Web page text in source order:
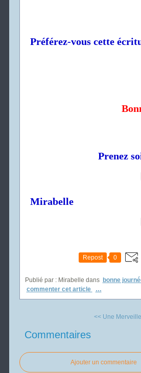
Préférez-vous cette
Prenez
Mirabelle
Repost 0
Publié par : Mirabelle dans bonne
commenter cet article
…
<< Une
Commentaires
Ajouter un commentaire